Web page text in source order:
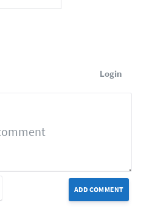
Login
ADD COMMENT